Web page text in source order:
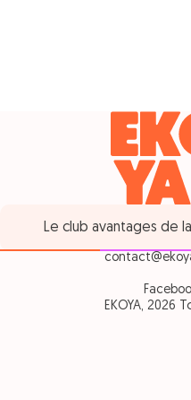
Le club avantages de
EKOYA, 2026